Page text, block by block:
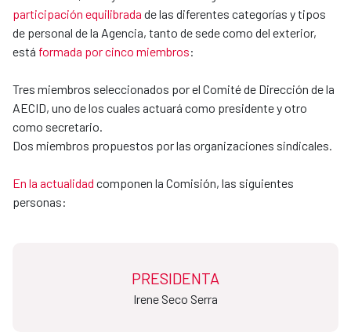
participación equilibrada de las diferentes categorías y tipos
de personal de la Agencia, tanto de sede como del exterior,
está formada por cinco miembros:
Tres miembros seleccionados por el Comité de Dirección de la
AECID, uno de los cuales actuará como presidente y otro
como secretario.
Dos miembros propuestos por las organizaciones sindicales.
En la actualidad componen la Comisión, las siguientes
personas:
PRESIDENTA
Irene Seco Serra